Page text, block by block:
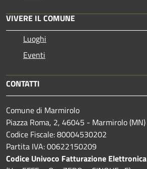
VIVERE IL COMUNE
Luoghi
Eventi
CONTATTI
Comune di Marmirolo
Piazza Roma, 2, 46045 - Marmirolo (MN)
Codice Fiscale: 80004530202
Partita IVA: 00622150209
Codice Univoco Fatturazione Elettronica